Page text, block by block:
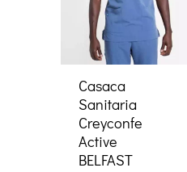
se
pueden
elegir
la
página
Casaca
Sanitaria
Creyconfe
Active
BELFAST